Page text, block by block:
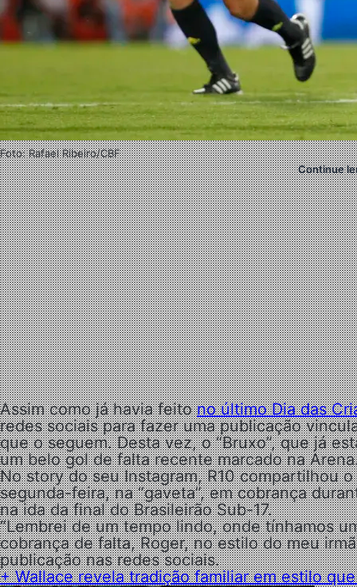
Foto: Rafael Ribeiro/CBF
Continue
Assim como já havia feitono último Dia das
redes sociais para fazer uma publicação
que o seguem. Desta vez, o “Bruxo”, que já
um belo gol de falta recente marcado na
No story do seu Instagram, R10 compartilhou
segunda-feira, na “gaveta”, em cobrança
na ida da final do Brasileirão Sub-17.
“Lembrei de um tempo lindo, onde tínhamos
cobrança de falta, Roger, no estilo do meu
publicação nas redes sociais.
+ Wallace revela tradição familiar em estilo